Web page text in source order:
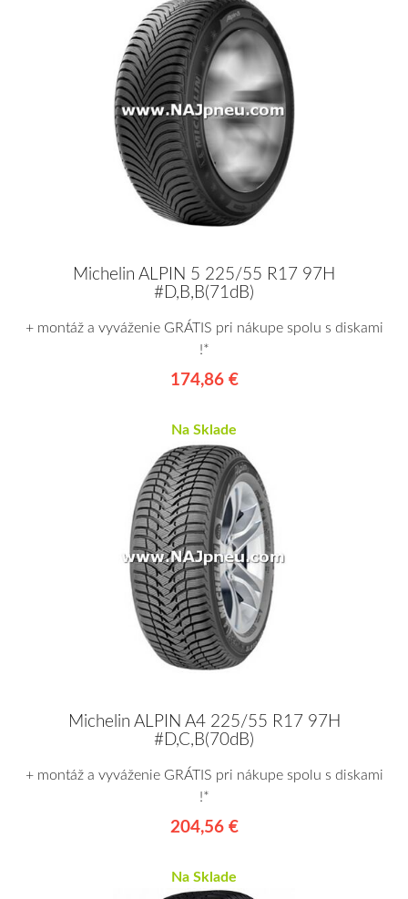
Michelin ALPIN 5 225/55 R17 97H
#D,B,B(71dB)
+ montáž a vyváženie GRÁTIS pri nákupe spolu s diskami
!*
174,86 €
Na Sklade
Michelin ALPIN A4 225/55 R17 97H
#D,C,B(70dB)
+ montáž a vyváženie GRÁTIS pri nákupe spolu s diskami
!*
204,56 €
Na Sklade